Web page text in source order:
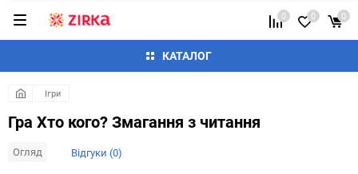
КАТАЛОГ
0 0 0
Ігри
Гра Хто кого? Змагання з читання
Огляд Відгуки (0)